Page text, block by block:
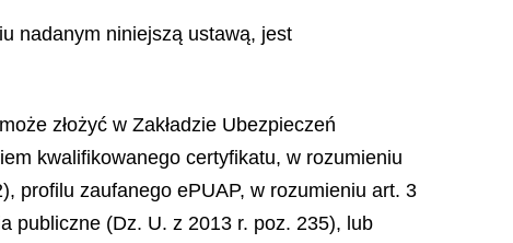
nadanym niniejszą ustawą, jest
złożyć w Zakładzie Ubezpieczeń
kwalifikowanego certyfikatu, w rozumieniu
profilu zaufanego ePUAP, w rozumieniu art. 3
publiczne (Dz. U. z 2013 r. poz. 235), lub